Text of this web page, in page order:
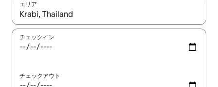
エリア
検索結果が表示されたら、上下の矢印キーを使って移動するか
チェックイン
チェックアウト